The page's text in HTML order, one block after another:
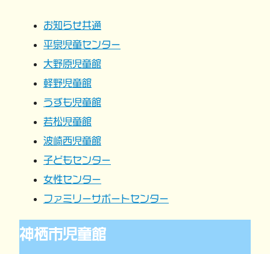
お知らせ共通
平泉児童センター
大野原児童館
軽野児童館
うずも児童館
若松児童館
波崎西児童館
子どもセンター
女性センター
ファミリーサポートセンター
神栖市児童館